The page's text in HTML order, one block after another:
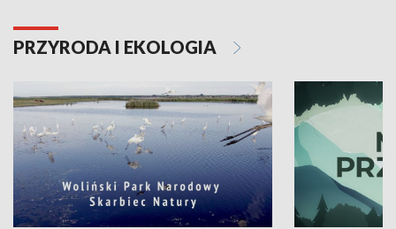
PRZYRODA I EKOLOGIA